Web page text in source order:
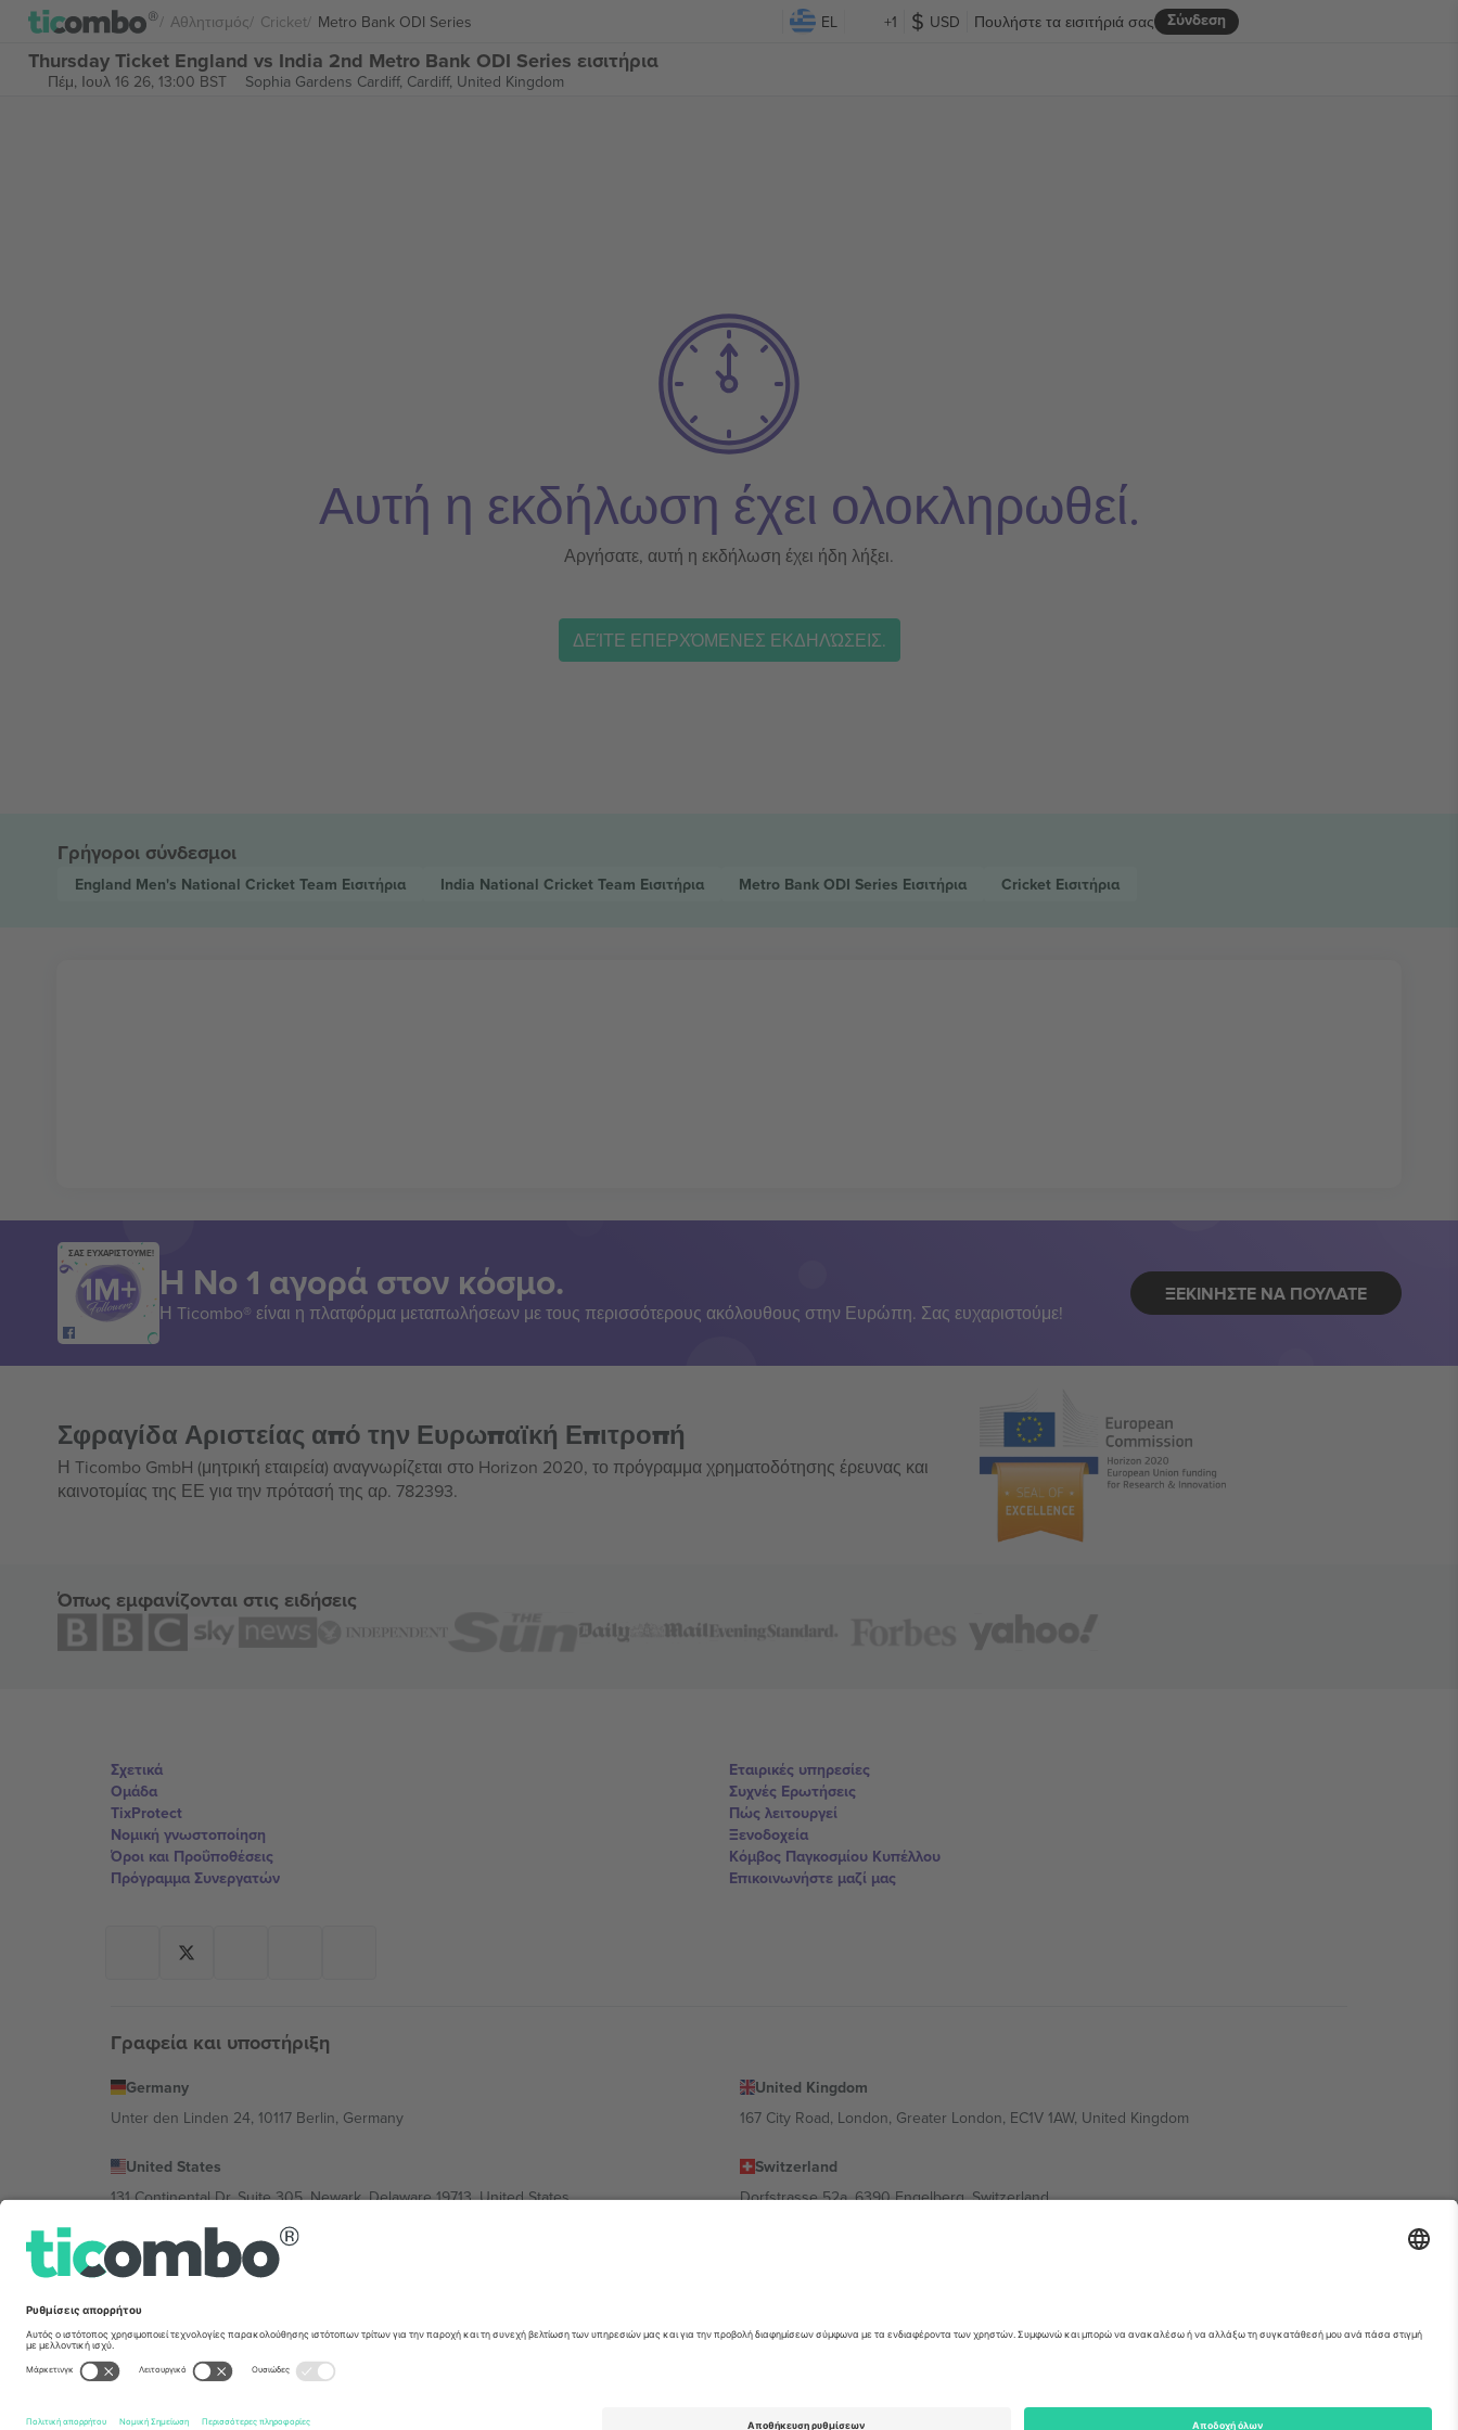
Αθλητισμός Cricket Metro Bank ODI Series EL +1 USD Σύνδεση
Πουλήστε τα εισιτήριά σας
Thursday Ticket England vs India 2nd Metro Bank ODI Series εισιτήρια
Πέμ, Ιουλ 16 26, 13:00 BST Sophia Gardens Cardiff, Cardiff, United Kingdom
Αυτή η εκδήλωση έχει ολοκληρωθεί.
Αργήσατε, αυτή η εκδήλωση έχει ήδη λήξει.
ΔΕΊΤΕ ΕΠΕΡΧΌΜΕΝΕΣ ΕΚΔΗΛΏΣΕΙΣ.
Γρήγοροι σύνδεσμοι
England Men's National Cricket Team Εισιτήρια India National Cricket Team Εισιτήρια Metro Bank ODI Series Εισιτήρια Cricket Εισιτήρια
ΣΑΣ ΕΥΧΑΡΙΣΤΟΥΜΕ!
Η Νο 1 αγορά στον κόσμο.
Η Ticombo® είναι η πλατφόρμα μεταπωλήσεων με τους περισσότερους ακόλουθους στην Ευρώπη. Σας ευχαριστούμε!
ΞΕΚΙΝΉΣΤΕ ΝΑ ΠΟΥΛΆΤΕ
Σφραγίδα Αριστείας από την Ευρωπαϊκή Επιτροπή
Η Ticombo GmbH (μητρική εταιρεία) αναγνωρίζεται στο Horizon 2020, το πρόγραμμα χρηματοδότησης έρευνας και
καινοτομίας της ΕΕ για την πρότασή της αρ. 782393.
Όπως εμφανίζονται στις ειδήσεις
Σχετικά
Ομάδα
TixProtect
Νομική γνωστοποίηση
Όροι και Προΰποθέσεις
Πρόγραμμα Συνεργατών
Εταιρικές υπηρεσίες
Συχνές Ερωτήσεις
Πώς λειτουργεί
Ξενοδοχεία
Κόμβος Παγκοσμίου Κυπέλλου
Επικοινωνήστε μαζί μας
Γραφεία και υποστήριξη
Germany
Unter den Linden 24, 10117 Berlin, Germany
United Kingdom
167 City Road, London, Greater London, EC1V 1AW, United Kingdom
United States
131 Continental Dr, Suite 305, Newark, Delaware 19713, United States
Switzerland
Dorfstrasse 52a, 6390 Engelberg, Switzerland
Bulgaria
Regus Sofia City West, bul Totleben 53-55, 1606 Sofia, Bulgaria
Mexico
Av Chapultepec 360, Roma Norte, Cuauhtémoc, 06700 Ciudad de México, CDMX, Mexico
συγκεκριμένης εκδήλωσης, στο αποτύπωμα και στους όρους.,
Οροι. © 2026 Ticombo. All rights reserved.